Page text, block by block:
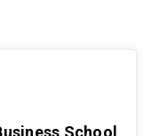
School